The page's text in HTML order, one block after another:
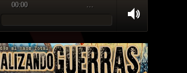
00:00 …